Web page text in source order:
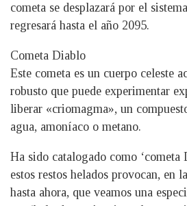
cometa se desplazará por el
regresará hasta el año 2095.
Cometa Diablo
Este cometa es un cuerpo celeste
robusto que puede experimentar
liberar «criomagma», un
agua, amoníaco o metano.
Ha sido catalogado como ‘cometa
estos restos helados provocan, en
hasta ahora, que veamos una